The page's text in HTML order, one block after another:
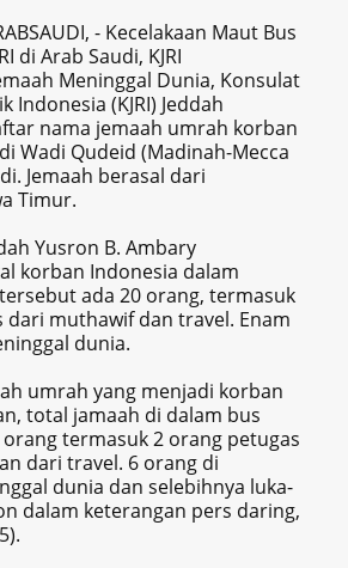
- Kecelakaan Maut Bus
di Arab Saudi, KJRI
Meninggal Dunia, Konsulat
Indonesia (KJRI) Jeddah
nama jemaah umrah korban
Wadi Qudeid (Madinah-Mecca
Jemaah berasal dari
Timur.
Yusron B. Ambary
korban Indonesia dalam
ada 20 orang, termasuk
dari muthawif dan travel. Enam
dunia.
umrah yang menjadi korban
total jamaah di dalam bus
termasuk 2 orang petugas
dari travel. 6 orang di
dunia dan selebihnya luka-
dalam keterangan pers daring,